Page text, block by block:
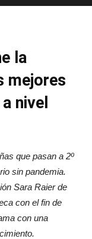
la
mejores
nivel
que pasan a 2º
sin pandemia.
Sara Raier de
con el fin de
con una